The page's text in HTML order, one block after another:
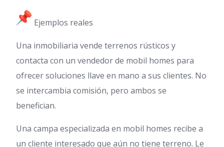
Ejemplos reales
Una inmobiliaria vende terrenos rústicos y
contacta con un vendedor de mobil homes para
ofrecer soluciones llave en mano a sus clientes. No
se intercambia comisión, pero ambos se
benefician.
Una campa especializada en mobil homes recibe a
un cliente interesado que aún no tiene terreno. Le